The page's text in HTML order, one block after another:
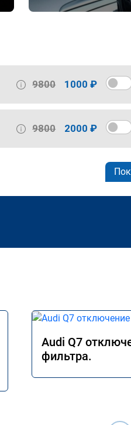
9800 1000 ₽
9800 2000 ₽
Audi Q7
фильтра.